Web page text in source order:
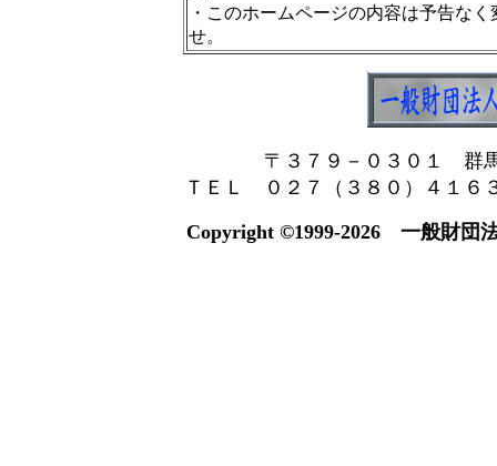
・このホームページの内容は予告な
せ。
〒３７９－０３０１ 群
ＴＥＬ ０２７（３８０）４１
Copyright ©1999-2026 一般財団